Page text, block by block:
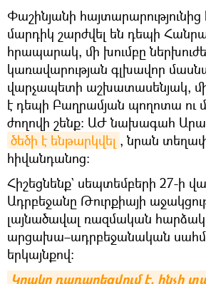
Փաշինյանի
մարդիկ շարժվել են դեպի
հրապարակ, մի խումբը
կառավարության գլխավոր
վարչապետի աշխատասենյակ, մի
է դեպի Բաղրամյան պողոտա ու
ժողովի շենք։ ԱԺ նախագահ
ծեծի է ենթարկվել , նրան
հիվանդանոց։
Հիշեցնենք` սեպտեմբերի 27-ի
Ադրբեջանը Թուրքիայի
լայնածավալ ռազմական
արցախա–ադրբեջանական
երկայնքով։
Կրակը դադարեցվում է. ինչի